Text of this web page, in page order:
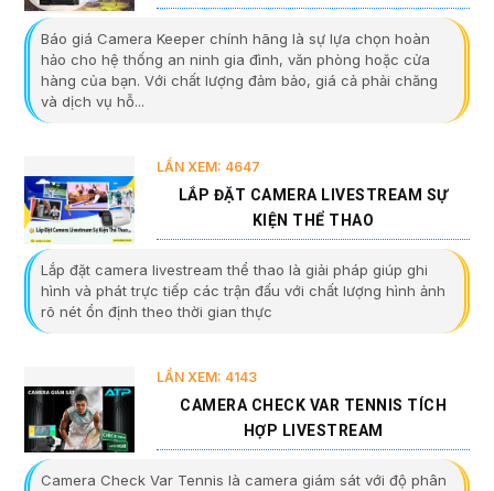
Báo giá Camera Keeper chính hãng là sự lựa chọn hoàn
hảo cho hệ thống an ninh gia đình, văn phòng hoặc cửa
hàng của bạn. Với chất lượng đảm bảo, giá cả phải chăng
và dịch vụ hỗ...
LẦN XEM: 4647
LẮP ĐẶT CAMERA LIVESTREAM SỰ
KIỆN THỂ THAO
Lắp đặt camera livestream thể thao là giải pháp giúp ghi
hình và phát trực tiếp các trận đấu với chất lượng hình ảnh
rõ nét ổn định theo thời gian thực
LẦN XEM: 4143
CAMERA CHECK VAR TENNIS TÍCH
HỢP LIVESTREAM
Camera Check Var Tennis là camera giám sát với độ phân